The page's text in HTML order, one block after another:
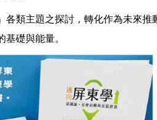
類主題之探討，轉化作為未來
礎與能量。